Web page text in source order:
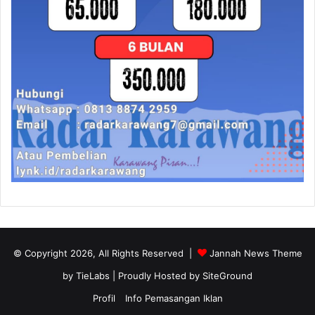
© Copyright 2026, All Rights Reserved |
Jannah News Theme
by TieLabs | Proudly Hosted by SiteGround
Profil
Info Pemasangan Iklan